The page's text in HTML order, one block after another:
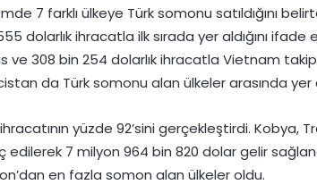
7 farklı ülkeye Türk somonu satıldığını
dolarlık ihracatla ilk sırada yer aldığını ifade
ve 308 bin 254 dolarlık ihracatla Vietnam
da Türk somonu alan ülkeler arasında yer
yüzde 92’sini gerçekleştirdi. Kobya,
7 milyon 964 bin 820 dolar gelir
en fazla somon alan ülkeler oldu.